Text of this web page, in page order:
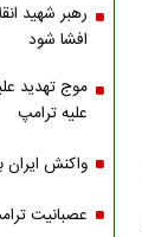
رهبر شهید
افشا شود
موج تهدید
علیه ترامپ
واکنش ایران
عصبانیت